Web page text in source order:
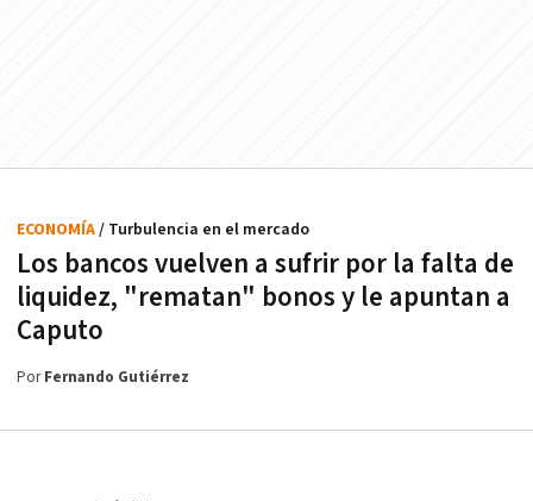
Los bancos vuelven a sufrir por la falta de
liquidez, "rematan" bonos y le apuntan a
Caputo
ECONOMÍA/ Turbulencia en el mercado
PorFernando Gutiérrez